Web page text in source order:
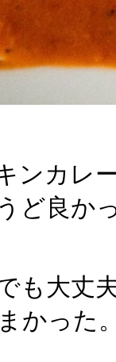
ンカレ
ど良か
も大丈
かった